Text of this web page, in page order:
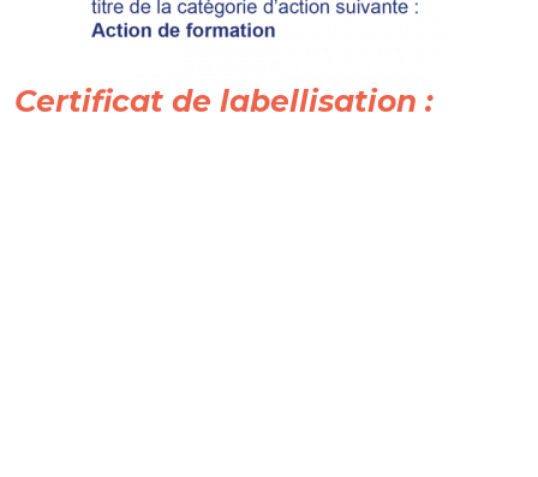
Certificat de labellisation :